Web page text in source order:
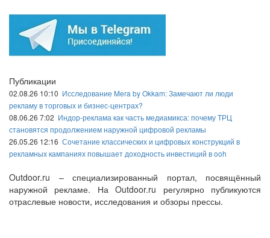
Публикации
02.08.26 10:10 Исследование Mera by Okkam: Замечают ли люди
рекламу в торговых и бизнес-центрах?
08.06.26 7:02 Индор-реклама как часть медиамикса: почему ТРЦ
становятся продолжением наружной цифровой рекламы
26.05.26 12:16 Сочетание классических и цифровых конструкций в
рекламных кампаниях повышает доходность инвестиций в ooh
Outdoor.ru – специализированный портал, посвящённый
наружной рекламе. На Outdoor.ru регулярно публикуются
отраслевые новости, исследования и обзоры прессы.